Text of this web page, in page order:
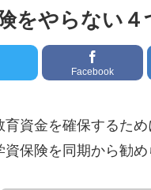
をやらない４
Facebook
育資金を確保するた
保険を同期から勧め